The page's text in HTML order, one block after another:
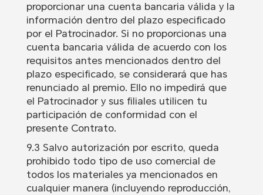
proporcionar una cuenta bancaria válida y la
información dentro del plazo especificado
por el Patrocinador. Si no proporcionas una
cuenta bancaria válida de acuerdo con los
requisitos antes mencionados dentro del
plazo especificado, se considerará que has
renunciado al premio. Ello no impedirá que
el Patrocinador y sus filiales utilicen tu
participación de conformidad con el
presente Contrato.
9.3 Salvo autorización por escrito, queda
prohibido todo tipo de uso comercial de
todos los materiales ya mencionados en
cualquier manera (incluyendo reproducción,